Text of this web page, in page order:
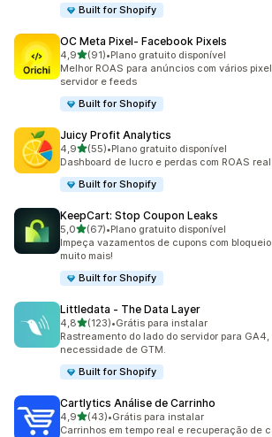
Built for Shopify
OC Meta Pixel‑ Facebook Pixels
4,9de 5 estrelas
(91)
91 avaliações ao todo
•Plano gratuito disponível
Melhor ROAS para anúncios com vários
servidor e feeds
Built for Shopify
Juicy Profit Analytics
4,9de 5 estrelas
(55)
55 avaliações ao todo
•Plano gratuito disponível
Dashboard de lucro e perdas com ROAS
Built for Shopify
KeepCart: Stop Coupon Leaks
5,0de 5 estrelas
(67)
67 avaliações ao todo
•Plano gratuito disponível
Impeça vazamentos de cupons com
muito mais!
Built for Shopify
Littledata ‑ The Data Layer
4,8de 5 estrelas
(123)
123 avaliações ao todo
•Grátis para instalar
Rastreamento do lado do servidor para
necessidade de GTM.
Built for Shopify
Cartlytics Análise de Carrinho
4,9de 5 estrelas
(43)
43 avaliações ao todo
•Grátis para instalar
Carrinhos em tempo real e recuperação de